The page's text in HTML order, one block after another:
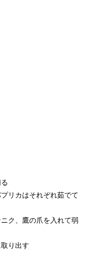
リカはそれぞれ茹でて
ク、鷹の爪を入れて弱
り出す